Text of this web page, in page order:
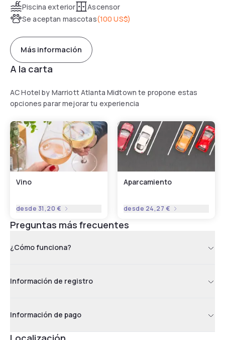
Piscina exterior
Ascensor
Se aceptan mascotas(100 US$)
Más información
A la carta
AC Hotel by Marriott Atlanta Midtown te propone estas
opciones parar mejorar tu experiencia
Vino
desde 31,20 €
Aparcamiento
desde 24,27 €
Preguntas más frecuentes
¿Cómo funciona?
Información de registro
Información de pago